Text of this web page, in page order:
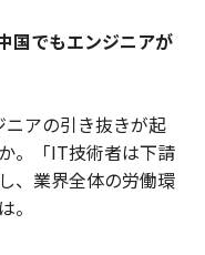
でもエンジニアが
アの引き抜きが起
。「IT技術者は下請
、業界全体の労働環
。